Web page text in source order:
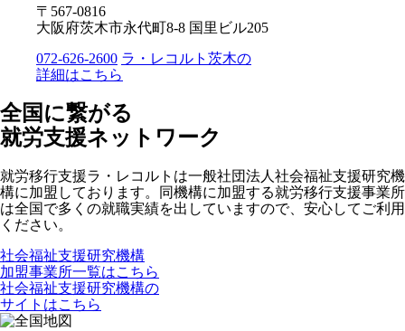
〒567-0816
大阪府茨木市永代町8-8 国里ビル205
072-626-2600 ラ・レコルト茨木の
詳細はこちら
全国に繋がる
就労支援ネットワーク
就労移行支援ラ・レコルトは一般社団法人社会福祉支援研究機
構に加盟しております。同機構に加盟する就労移行支援事業所
は全国で多くの就職実績を出していますので、安心してご利用
ください。
社会福祉支援研究機構
加盟事業所一覧はこちら
社会福祉支援研究機構の
サイトはこちら